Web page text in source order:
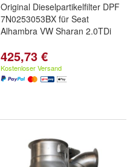
Original Dieselpartikelfilter DPF
7N0253053BX für Seat
Alhambra VW Sharan 2.0TDi
425,73 €
Kostenloser Versand